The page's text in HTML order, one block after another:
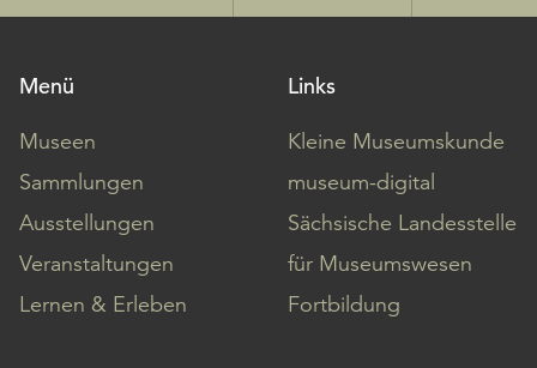
Menü
Museen
Sammlungen
Ausstellungen
Veranstaltungen
Lernen & Erleben
Links
Kleine Museumskunde
museum-digital
Sächsische Landesstelle
für Museumswesen
Fortbildung